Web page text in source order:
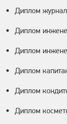
Диплом
Диплом
Диплом
Диплом
Диплом
Диплом